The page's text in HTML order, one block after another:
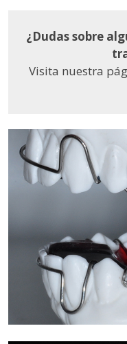
¿Dudas sobre
Visita nuestra